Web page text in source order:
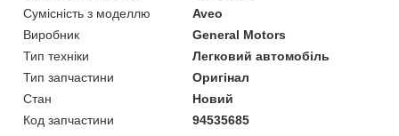
Сумісність з моделлю
Aveo
Виробник
General Motors
Тип техніки
Легковий автомобіль
Тип запчастини
Оригінал
Стан
Новий
Код запчастини
94535685